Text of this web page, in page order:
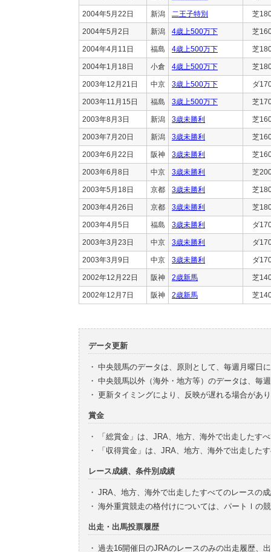
2004年5月22日 新潟 二王子特別 芝
2004年5月2日 新潟 4歳上500万下 芝
2004年4月11日 福島 4歳上500万下 芝
2004年1月18日 小倉 4歳上500万下 芝
2003年12月21日 中京 3歳上500万下 ダ
2003年11月15日 福島 3歳上500万下 芝
2003年8月3日 新潟 3歳未勝利 芝
2003年7月20日 新潟 3歳未勝利 芝
2003年6月22日 阪神 3歳未勝利 芝
2003年6月8日 中京 3歳未勝利 芝
2003年5月18日 京都 3歳未勝利 芝
2003年4月26日 京都 3歳未勝利 芝
2003年4月5日 福島 3歳未勝利 ダ
2003年3月23日 中京 3歳未勝利 ダ
2003年3月9日 中京 3歳未勝利 ダ
2002年12月22日 阪神 2歳新馬 芝
2002年12月7日 阪神 2歳新馬 芝
データ更新
・ 中央競馬のデータは、原則として、毎週月曜日
・ 中央競馬以外（海外・地方等）のデータは、毎
・ 更新タイミングにより、反映が遅れる場合があ
賞金
・
「総賞金」は、JRA、地方、海外で出走したす
・
「収得賞金」は、JRA、地方、海外で出走した
レース成績、条件別成績
・ JRA、地方、海外で出走したすべてのレースの
・ 海外重賞競走の格付けについては、パートⅠの
出走・出馬投票履歴
・ 過去16開催日のJRAのレースのみの出走履歴、